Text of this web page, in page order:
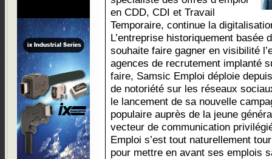
en CDD, CDI et Travail
Temporaire, continue la
L’entreprise historiquement basée
souhaite faire gagner en visibilité
agences de recrutement implanté
faire, Samsic Emploi déploie
de notoriété sur les réseaux
le lancement de sa nouvelle
populaire auprès de la jeune
vecteur de communication
Emploi s’est tout naturellement
pour mettre en avant ses emplois